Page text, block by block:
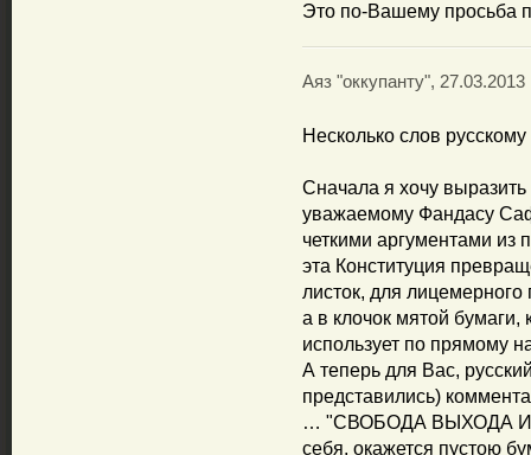
Это по-Вашему просьба
Аяз "оккупанту", 27.03.2013
Несколько слов
Сначала я хочу
уважаемому Фандасу
четкими аргументами из
эта Конституция
листок, для
а в клочок мятой
использует по прямому
А теперь для Вас,
представились)
… "СВОБОДА ВЫХОДА
себя, окажется пустою